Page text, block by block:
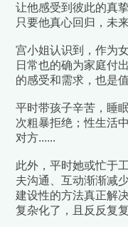
让他感受到彼此的真
只要他真心回归，未
宫小姐认识到，作为
日常也的确为家庭付
的感受和需求，也是
平时带孩子辛苦，睡
次粗暴拒绝；性生活
对方......
此外，平时她或忙于
夫沟通、互动渐渐减
建设性的方法真正解
复杂化了，且反反复